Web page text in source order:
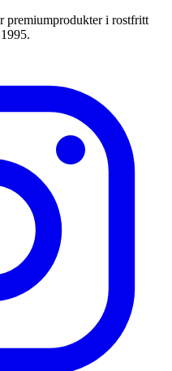
premiumprodukter i rostfritt